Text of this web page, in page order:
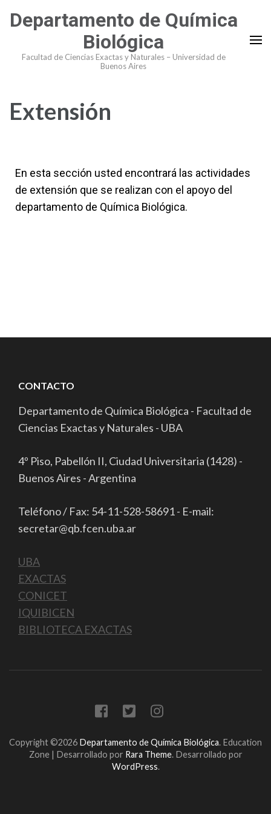
Departamento de Química
Biológica
Facultad de Ciencias Exactas y Naturales – Universidad de
Buenos Aires
Extensión
En esta sección usted encontrará las actividades
de extensión que se realizan con el apoyo del
departamento de Química Biológica.
CONTACTO
Departamento de Química Biológica - Facultad de
Ciencias Exactas y Naturales - UBA
4º Piso, Pabellón II, Ciudad Universitaria (1428) -
Buenos Aires - Argentina
Teléfono / Fax: 54-11-528-58691 - E-mail:
secretar@qb.fcen.uba.ar
UBA
EXACTAS
CONICET
IQUIBICEN
BIBLIOTECA EXACTAS
Copyright ©2026 Departamento de Química Biológica. Education
Zone | Desarrollado por Rara Theme. Desarrollado por
WordPress.